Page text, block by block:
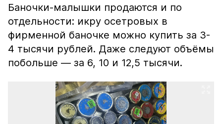
Баночки-малышки продаются и по
отдельности: икру осетровых в
фирменной баночке можно купить за 3-
4 тысячи рублей. Даже следуют объёмы
побольше — за 6, 10 и 12,5 тысячи.